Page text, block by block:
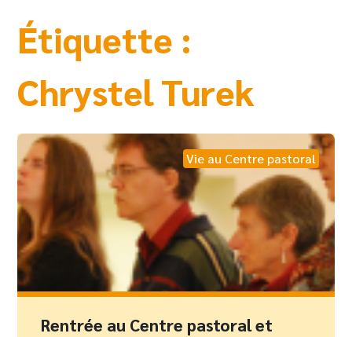
Étiquette :
Chrystel Turek
Vie au Centre pastoral
Rentrée au Centre pastoral et